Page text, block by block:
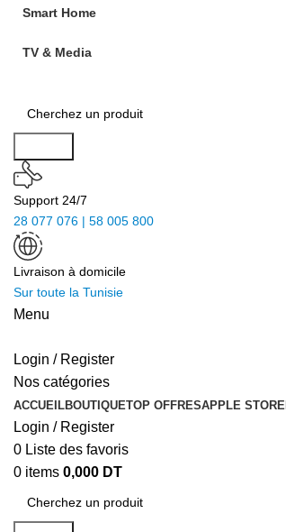
Smart Home
TV & Media
Support 24/7
28 077 076 | 58 005 800
Livraison à domicile
Sur toute la Tunisie
Menu
Login / Register
Nos catégories
ACCUEILBOUTIQUETOP OFFRESAPPLE STORE
Login / Register
0 Liste des favoris
0 items 0,000 DT